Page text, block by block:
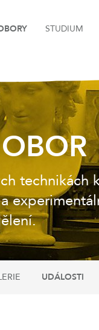
STUDIUM
technikách
UDÁLOSTI